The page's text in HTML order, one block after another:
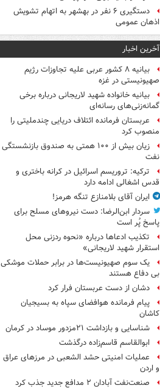
دستگیری ۶ نفر در بهشهر به اتهام تشویش
اذهان عمومی
آخرین اخبار
بیانیه ۸ کشور عربی علیه تجاوزات رژیم
صهیونیستی در غزه
بیانیه خانواده شهید لاریجانی درباره برخی
گمانه‌زنی‌های رسانه‌ای
عربستان فرمانده ائتلاف دریایی چندملیتی را
منصوب کرد
زیان بیش از ۱۰۰ همتی به صندوق‌ بازنشستگی
نفت
ترکیه: تروریسم اسرائیل در کرانه باختری و
قدس اشغالی ادامه دارد
ایران آقای بلامنازع تنگه هرمز!
سردار ابن‌الرضا: دست نیروهای مسلح برای
پاسخ پُر است
تکذیب ادعاها درباره «نحوه ردزنی محل
استقرار شهید لاریجانی»
یک‌ سوم صهیونیست‌ها در برابر حملات موشکی
بی دفاع هستند
دشان از دست عربستان فرار کرد
پیام فرمانده هوافضای سپاه به بسیجیان
کاشان
شناسایی و بازداشت ۲۱مزدور موساد در کرمان
ابوالقاسم قاسم‌زاده درگذشت
عملیات امنیتی حشد الشعبی در مرزهای عراق
و اردن
صنعت‌نفت آبادان ۲ مدافع جدید جذب کرد